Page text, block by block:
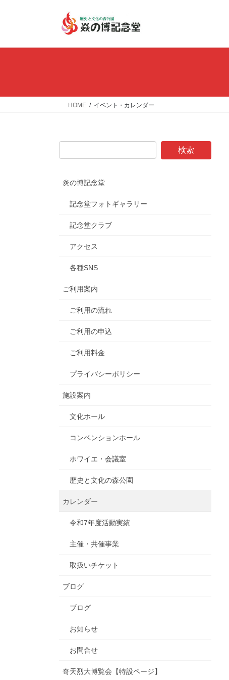
HOME イベント・カレンダー
炎の博記念堂
記念堂フォトギャラリー
記念堂クラブ
アクセス
各種SNS
ご利用案内
ご利用の流れ
ご利用の申込
ご利用料金
プライバシーポリシー
施設案内
文化ホール
コンベンションホール
ホワイエ・会議室
歴史と文化の森公園
カレンダー
令和7年度活動実績
主催・共催事業
取扱いチケット
ブログ
ブログ
お知らせ
お問合せ
奇天烈大博覧会【特設ページ】